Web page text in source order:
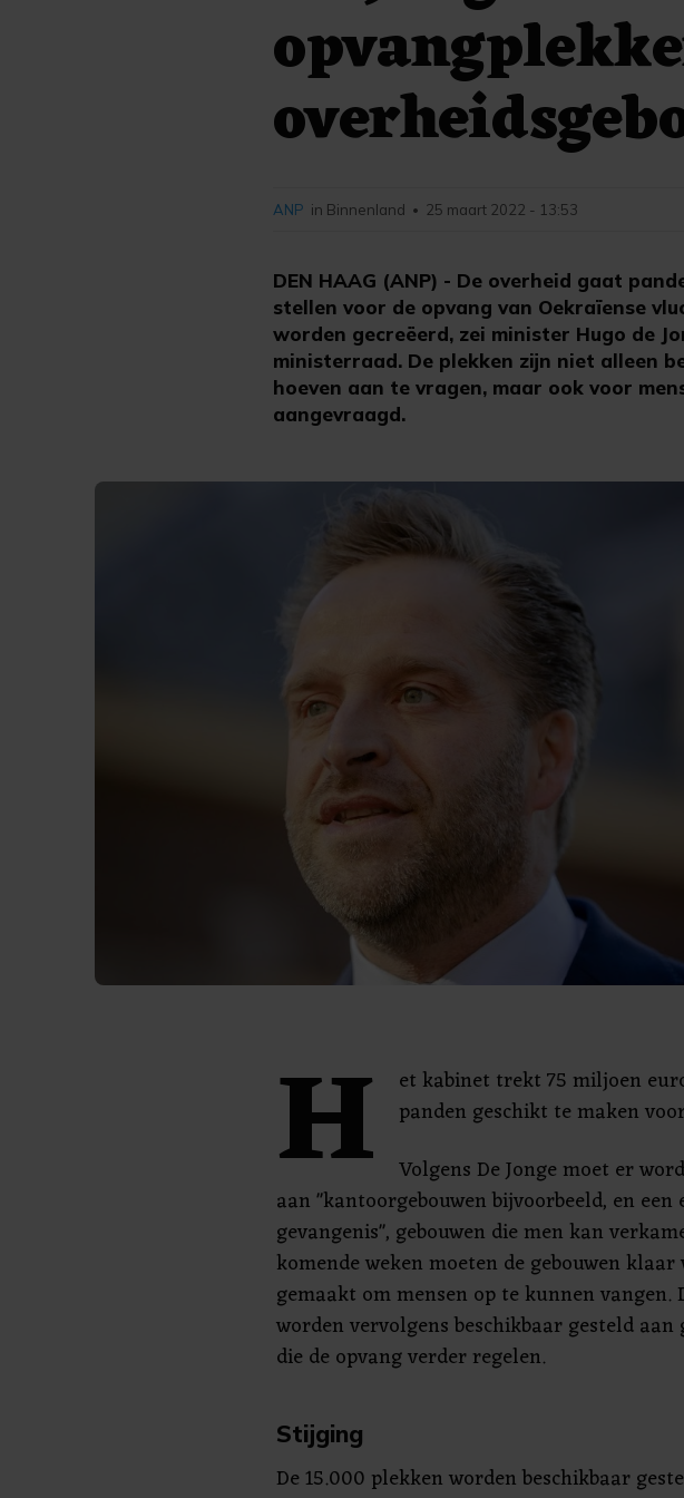
DEN HAAG (ANP) - De overheid gaat
stellen voor de opvang van Oekraïense
worden gecreëerd, zei minister Hugo de
ministerraad. De plekken zijn niet alleen
hoeven aan te vragen, maar ook voor
aangevraagd.
ANP in Binnenland • 25 maart 2022 - 13:53
H
et kabinet trekt 75 miljoen
panden geschikt te maken
Volgens De Jonge moet er
aan "kantoorgebouwen bijvoorbeeld, en een
gevangenis", gebouwen die men kan
komende weken moeten de gebouwen klaar
gemaakt om mensen op te kunnen vangen.
worden vervolgens beschikbaar gesteld aan
die de opvang verder regelen.
Stijging
De 15.000 plekken worden beschikbaar